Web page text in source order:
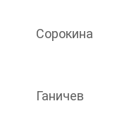
Сорокина
Ганичев